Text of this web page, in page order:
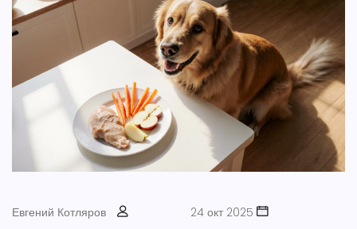
Евгений Котляров
24 окт 2025